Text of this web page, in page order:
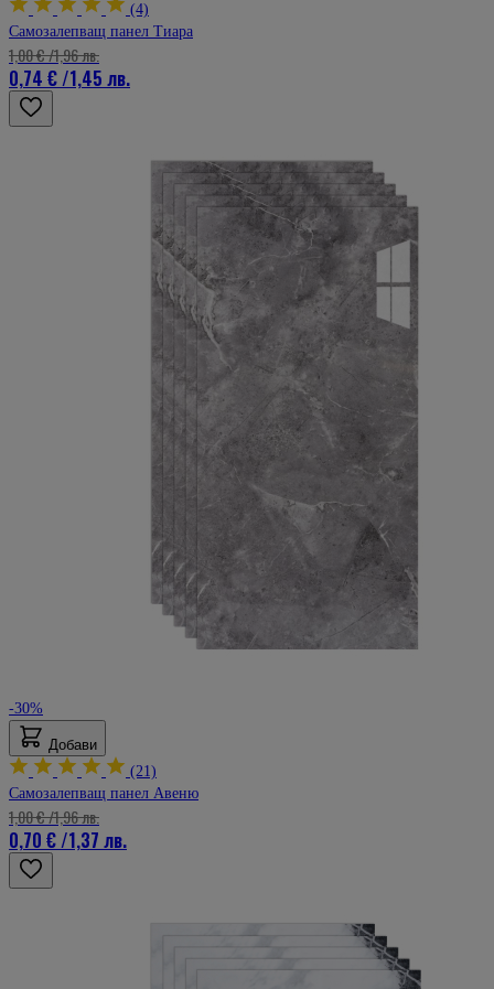
(4)
Самозалепващ панел Тиара
0,74 €/1,45 лв.
1,00 €/1,96 лв.
-30%
Добави
(21)
Самозалепващ панел Авеню
0,70 €/1,37 лв.
1,00 €/1,96 лв.